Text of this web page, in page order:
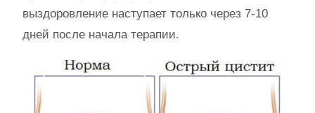
выздоровление наступает только через 7-10
дней после начала терапии.